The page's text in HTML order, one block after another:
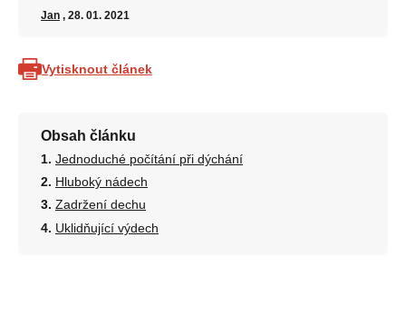
Jan , 28. 01. 2021
Vytisknout článek
Obsah článku
Jednoduché počítání při dýchání
Hluboký nádech
Zadržení dechu
Uklidňující výdech